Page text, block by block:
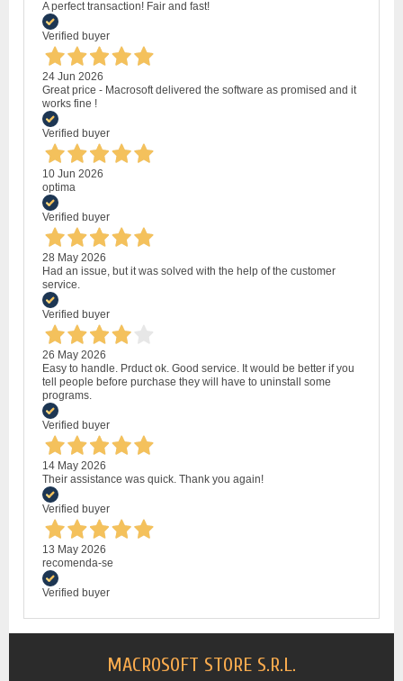
A perfect transaction! Fair and fast!
Verified buyer
24 Jun 2026
Great price - Macrosoft delivered the software as promised and it
works fine !
Verified buyer
10 Jun 2026
optima
Verified buyer
28 May 2026
Had an issue, but it was solved with the help of the customer
service.
Verified buyer
26 May 2026
Easy to handle. Prduct ok. Good service. It would be better if you
tell people before purchase they will have to uninstall some
programs.
Verified buyer
14 May 2026
Their assistance was quick. Thank you again!
Verified buyer
13 May 2026
recomenda-se
Verified buyer
MACROSOFT STORE S.R.L.